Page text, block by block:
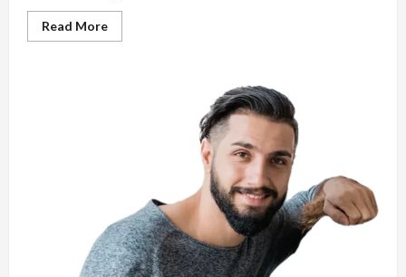
Read MoreRead
more